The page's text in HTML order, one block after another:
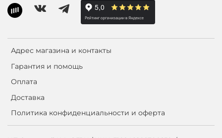
Адрес магазина и контакты
Гарантия и помощь
Оплата
Доставка
Политика конфиденциальности и оферта